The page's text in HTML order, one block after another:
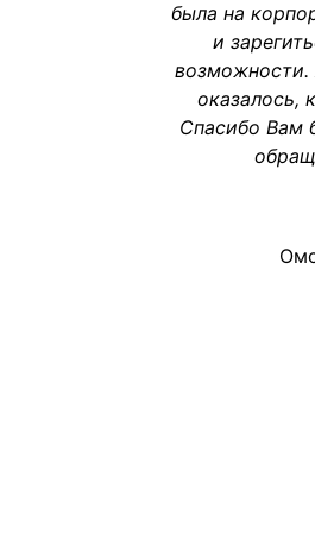
была на
и
оказалось,
Спасибо Вам